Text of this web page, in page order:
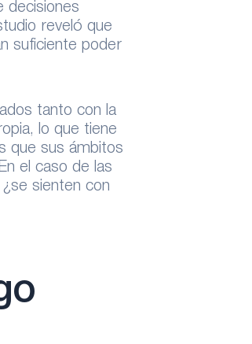
decisiones
reveló que
suficiente poder
tanto con la
lo que tiene
que sus ámbitos
el caso de las
sienten con